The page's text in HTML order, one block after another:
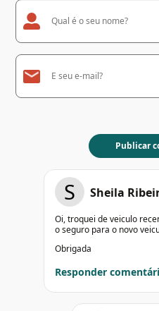
S Sheila
Oi, troquei de veiculo
o seguro para o novo
Obrigada
Responder